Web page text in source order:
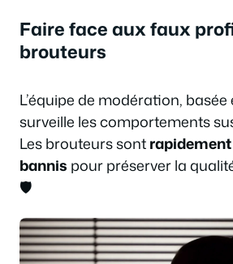
Faire face aux faux
brouteurs
L’équipe de modération, basée
surveille les comportements
Les brouteurs sont
bannis pour préserver la
🛡️